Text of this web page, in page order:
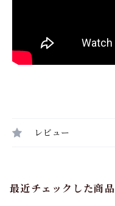
レビュー
最近チェックした商品